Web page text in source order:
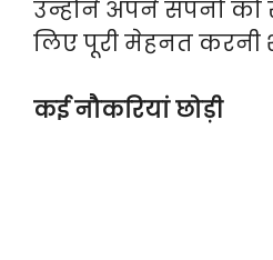
उन्होंने अपने सपनों
लिए पूरी मेहनत करनी
कई नौकरियां छोड़ी